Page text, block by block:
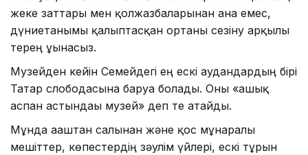
жеке заттары мен қолжазбаларынан ғана емес,
дүниетанымы қалыптасқан ортаны сезіну арқылы
терең ұғынасыз.
Музейден кейін Семейдегі ең ескі аудандардың бірі
Татар слободасына баруға болады. Оны «ашық
аспан астындағы музей» деп те атайды.
Мұнда ағаштан салынған және қос мұнаралы
мешіттер, көпестердің зәулім үйлері, ескі тұрғын